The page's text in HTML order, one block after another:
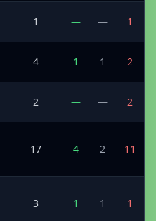
1 — — 1
4 1 1 2
2 — — 2
17 4 2 11
3 1 1 1